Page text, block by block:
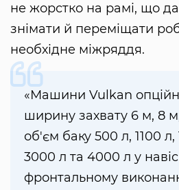
не жорстко на рамі, що
знімати й переміщати
необхідне міжряддя.
«Машини Vulkan
ширину захвату 6 м, 8
об'єм баку 500 л, 1100 л,
3000 л та 4000 л у
фронтальному